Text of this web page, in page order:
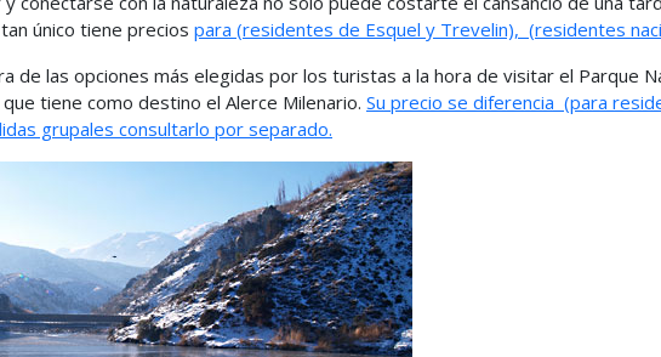
único tiene precios para (residentes de Esquel y Trevelin), (residentes
de las opciones más elegidas por los turistas a la hora de visitar el Parque
tiene como destino el Alerce Milenario. Su precio se diferencia (para
grupales consultarlo por separado.